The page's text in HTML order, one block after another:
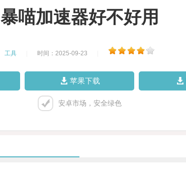
暴喵加速器好不好用
工具 时间：2025-09-23
苹果下载
安卓市场，安全绿色